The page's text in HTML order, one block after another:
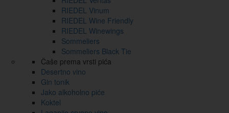
RIEDEL Vinum
RIEDEL Wine Friendly
RIEDEL Winewings
Sommeliers
Sommeliers Black Tie
Čaše prema vrsti pića
Desertno vino
Gin tonik
Jako alkoholno piće
Koktel